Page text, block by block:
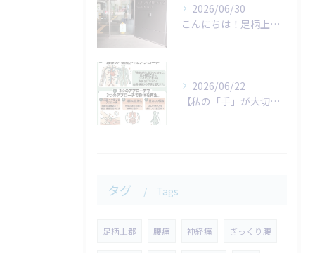
2026/06/30
こんにちは！足柄上整体院です。
2026/06/22
​【私の「手」が大切にしていること】
タグ Tags
足柄上郡 腰痛 神経痛 ぎっくり腰